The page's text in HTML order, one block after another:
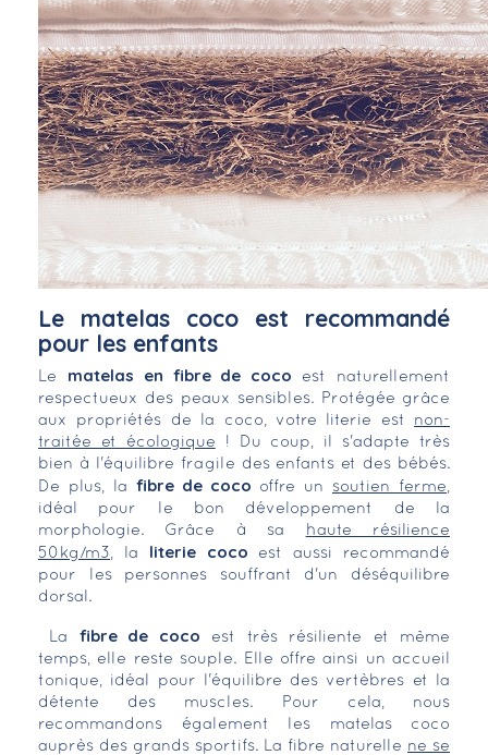
Le matelas coco est recommandé
pour les enfants
Le matelas en fibre de coco
est naturellement
respectueux des peaux sensibles. Protégée grâce
aux propriétés de la coco, votre literie est non-
traitée et écologique ! Du coup, il s'adapte très
bien à l'équilibre fragile des enfants et des bébés.
De plus, la fibre de coco offre un soutien ferme,
idéal pour le bon développement de la
morphologie. Grâce à sa
haute résilience
50kg/m3, la literie coco
est aussi recommandé
pour les personnes souffrant d'un déséquilibre
dorsal.
La fibre de coco est très résiliente et même
temps, elle reste souple. Elle offre ainsi un accueil
tonique, idéal pour l'équilibre des vertèbres et la
détente des muscles. Pour cela, nous
recommandons également les matelas coco
auprès des grands sportifs. La fibre naturelle ne se